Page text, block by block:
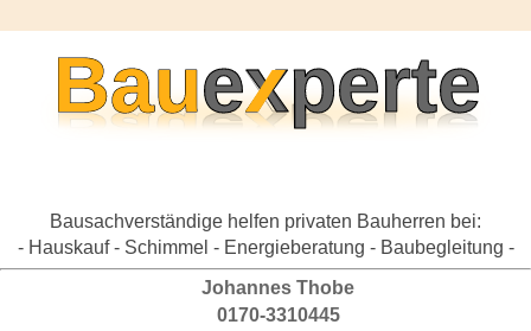
Bausachverständige helfen privaten Bauherren bei:
- Hauskauf - Schimmel - Energieberatung - Baubegleitung -
Johannes Thobe
0170-3310445